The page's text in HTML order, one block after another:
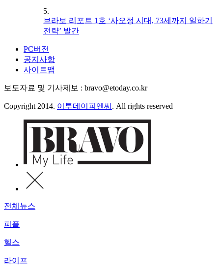
5.
브라보 리포트 1호 ‘사오정 시대, 73세까지 일하기
전략’ 발간
PC버전
공지사항
사이트맵
보도자료 및 기사제보 : bravo@etoday.co.kr
Copyright 2014. 이투데이피엔씨 . All rights reserved
전체뉴스
피플
헬스
라이프